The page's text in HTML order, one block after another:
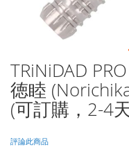
TRiNiDAD
徳睦
(可訂購，2-4
評論此商品
Skip
to
the
beginning
of
the